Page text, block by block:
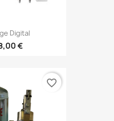
Digital
€
favorite_border